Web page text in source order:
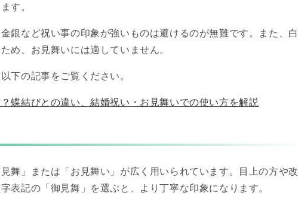
す。
銀など祝い事の印象が強いものは避けるのが無難です。また、白
め、お見舞いには適していません。
下の記事をご覧ください。
？蝶結びとの違い、結婚祝い・お見舞いでの使い方を解説
舞」または「お見舞い」が広く用いられています。目上の方や改
表記の「御見舞」を選ぶと、より丁寧な印象になります。